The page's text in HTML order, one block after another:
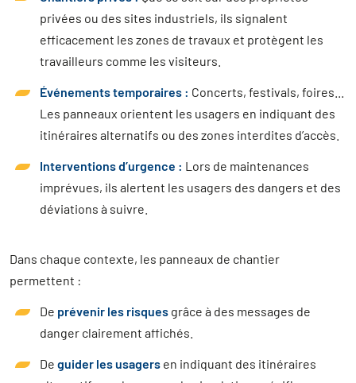
privées ou des sites industriels, ils signalent
efficacement les zones de travaux et protègent les
travailleurs comme les visiteurs.
Événements temporaires : Concerts, festivals, foires...
Les panneaux orientent les usagers en indiquant des
itinéraires alternatifs ou des zones interdites d’accès.
Interventions d’urgence : Lors de maintenances
imprévues, ils alertent les usagers des dangers et des
déviations à suivre.
Dans chaque contexte, les panneaux de chantier
permettent :
De prévenir les risques grâce à des messages de
danger clairement affichés.
De guider les usagers en indiquant des itinéraires